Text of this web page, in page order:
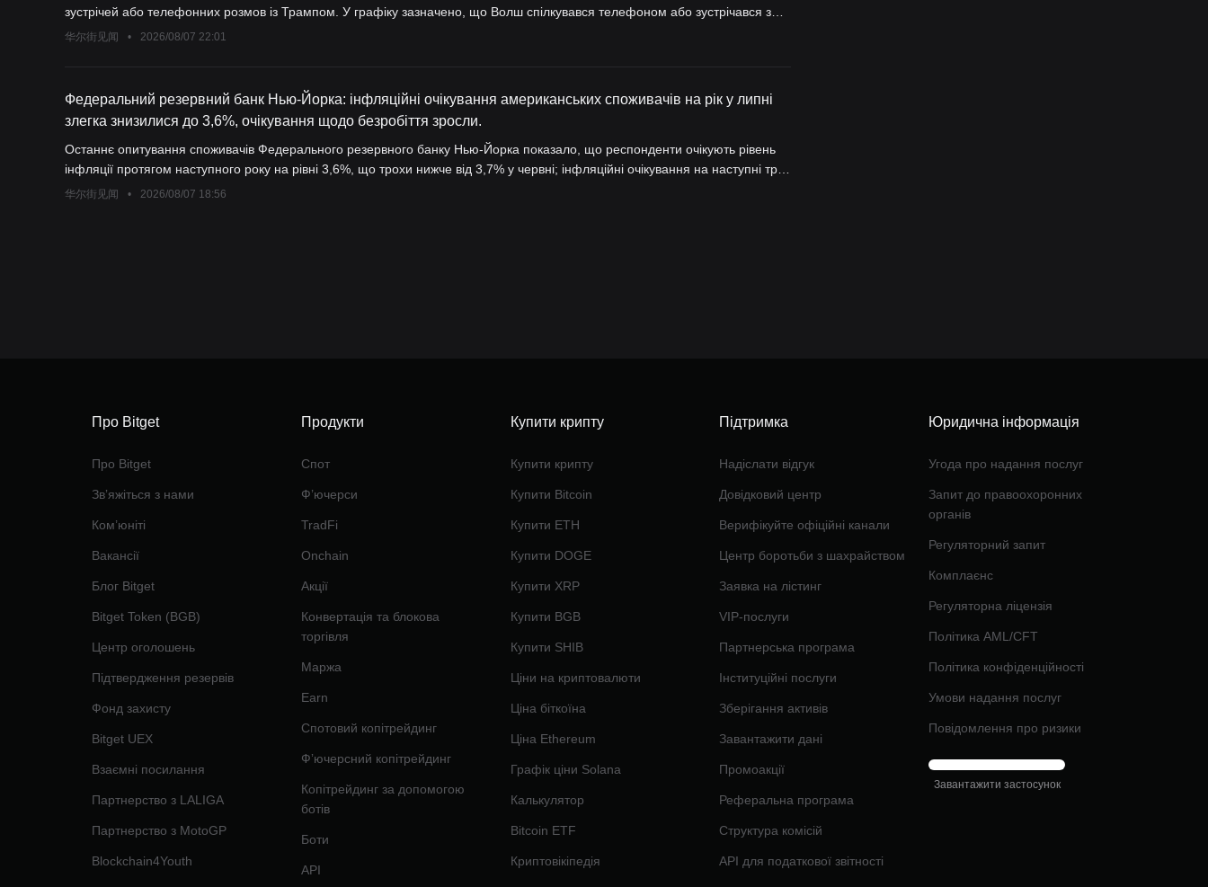
зустрічей або телефонних розмов із Трампом. У графіку зазначено, що Волш спілкувався телефоном або зустрічався з
членами Конгресу, посадовцями Білого дому та економістами приватного сектору, серед яких тричі снідав із міністром
华尔街见闻 • 2026/08/07 22:01
Федеральний резервний банк Нью-Йорка: інфляційні очікування американських споживачів на рік у липні
злегка знизилися до 3,6%, очікування щодо безробіття зросли.
Останнє опитування споживачів Федерального резервного банку Нью-Йорка показало, що респонденти очікують рівень
інфляції протягом наступного року на рівні 3,6%, що трохи нижче від 3,7% у червні; інфляційні очікування на наступні три
та п’ять років залишаються незмінними — на рівні 3,3% і 3,0% відповідно. Щодо ринку праці, споживачі очікують
华尔街见闻 • 2026/08/07 18:56
Про Bitget
Про Bitget
Звʼяжіться з нами
Ком’юніті
Вакансії
Блог Bitget
Bitget Token (BGB)
Центр оголошень
Підтвердження резервів
Фонд захисту
Bitget UEX
Взаємні посилання
Партнерство з LALIGA
Партнерство з MotoGP
Blockchain4Youth
Продукти
Спот
Ф’ючерси
TradFi
Onchain
Акції
Конвертація та блокова
торгівля
Маржа
Earn
Спотовий копітрейдинг
Фʼючерсний копітрейдинг
Копітрейдинг за допомогою
ботів
Боти
API
Купити крипту
Купити крипту
Купити Bitcoin
Купити ETH
Купити DOGE
Купити XRP
Купити BGB
Купити SHIB
Ціни на криптовалюти
Ціна біткоїна
Ціна Ethereum
Графік ціни Solana
Калькулятор
Bitcoin ETF
Криптовікіпедія
Підтримка
Надіслати відгук
Довідковий центр
Верифікуйте офіційні канали
Центр боротьби з шахрайством
Заявка на лістинг
VIP-послуги
Партнерська програма
Інституційні послуги
Зберігання активів
Завантажити дані
Промоакції
Реферальна програма
Структура комісій
API для податкової звітності
Юридична інформація
Угода про надання послуг
Запит до правоохоронних
органів
Регуляторний запит
Комплаєнс
Регуляторна ліцензія
Політика AML/CFT
Політика конфіденційності
Умови надання послуг
Повідомлення про ризики
Завантажити застосунок